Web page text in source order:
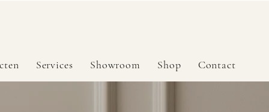
Services Showroom Shop Contact